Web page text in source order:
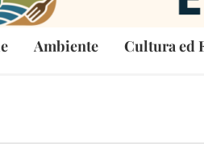
Ambiente Cultura ed